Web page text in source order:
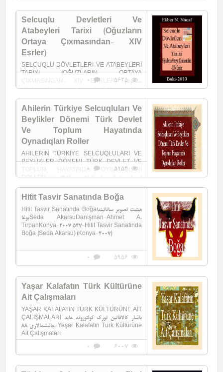
Selcuqlu Devletleri Ve
Atabeyleri Tarixi (Oğuzların
Ortaya Çıxmasından- XIV
Esrler)
SELCUQLU DÖVLETLERI VE ATABEYLERİ
TARIXI (OĞUZLARIN ORTAYA
ÇIXMASINDAN- XIV ESRLER) سلجوقلو
دئولتلری و آتابک لری تاریخی -اوغوزلارین اورتایا
چیخماسیندان عصرلر- XIV Ekber N. ...
5625
0
Ahilerin Türkiye Selcuqluları Ve
Beylikler Dönemi Türk Devlet
Ve Toplum Hayatında
Oynadıqları Roller
AHILERIN TÜRKIYE SELCUQLULARI VE
BEYLIKLER DÖNEMI TÜRK DEVLET VE
TOPLUM HAYATINDA OYNADIQLARI
ROLLER آهی لرین تورکیه سلجوقلولاری و بکلیکلر دؤنه
می تورک دئولت و توپلوم حیتیندا اوینادیقلاری روللر Hilal ...
5154
0
Hitit Tasvir Sanatında Boğa
Hitit Tasvir Sanatında Boğaهیتیت تصویر ساناتیندا
بوغاSeda AkarsuDanışman-Ahmet A.
TirpanKonya-2007 547-Hitit Tasvir Sanatında
Boğa (Seda Akarsu) (Konya-2007)
5956
0
Yaşar Kalafatın Türk Kültürüne
Ait Çalışmaları
YAŞAR KALAFATIN TÜRK KÜLTÜRÜNE AIT
ÇALIŞMALARI یاشار کالافاتین تورک کولتورونه عاید
چالیشما‌لاری 88-Yaşar Kalafatın Türk Kültürüne
Ait Çalışmaları
6007
0